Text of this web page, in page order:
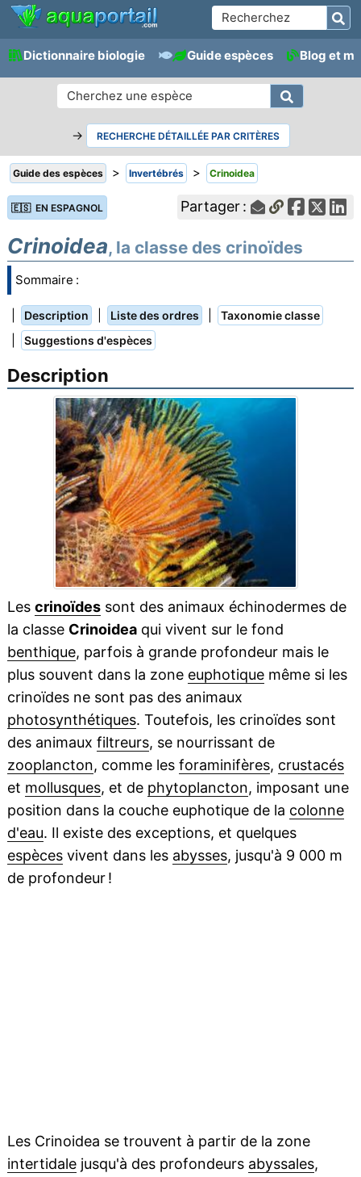
Dictionnaire biologie Guide espèces Blog et
→ RECHERCHE DÉTAILLÉE PAR CRITÈRES
Guide des espèces > Invertébrés > Crinoidea
🇪🇸 EN ESPAGNOL Partager :
Crinoidea, la classe des crinoïdes
Sommaire :
Description Liste des ordres Taxonomie classe
Suggestions d'espèces
Description
Les crinoïdessont des animaux échinodermes de
la classe Crinoideaqui vivent sur le fond
benthique, parfois à grande profondeur mais le
plus souvent dans la zone euphotiquemême si les
crinoïdes ne sont pas des animaux
photosynthétiques. Toutefois, les crinoïdes sont
des animaux filtreurs, se nourrissant de
zooplancton, comme les foraminifères, crustacés
et mollusques, et de phytoplancton, imposant une
position dans la couche euphotique de la colonne
d'eau. Il existe des exceptions, et quelques
espècesvivent dans les abysses, jusqu'à 9 000 m
de profondeur !
Les Crinoidea se trouvent à partir de la zone
intertidalejusqu'à des profondeurs abyssales,